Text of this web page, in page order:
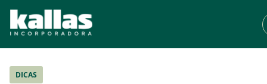
DICAS